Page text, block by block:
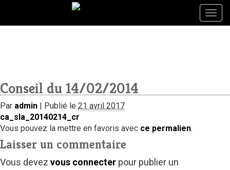
Conseil du 14/02/2014
Par admin | Publié le 21 avril 2017
ca_sla_20140214_cr
Vous pouvez la mettre en favoris avec ce permalien.
Laisser un commentaire
Vous devez vous connecter pour publier un